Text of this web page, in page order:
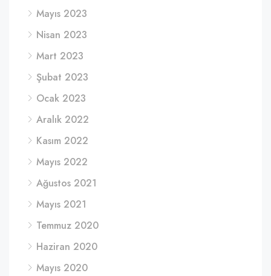
Mayıs 2023
Nisan 2023
Mart 2023
Şubat 2023
Ocak 2023
Aralık 2022
Kasım 2022
Mayıs 2022
Ağustos 2021
Mayıs 2021
Temmuz 2020
Haziran 2020
Mayıs 2020